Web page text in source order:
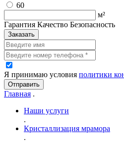
60
м²
Гарантия Качество Безопасность
Заказать
Я принимаю условия политики
Отправить
Главная .
Наши услуги
.
Кристаллизация мрамора
.